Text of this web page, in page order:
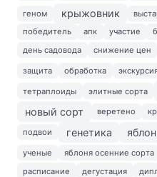
геном крыжовник
победитель
апк участие
день садовода
снижение цен
защита обработка
тетраплоиды элитные сорта
новый сорт веретено
подвои генетика
ученые яблоня осенние сорта
расписание
дегустация